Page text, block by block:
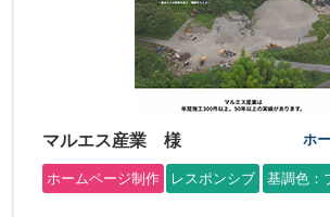
マルエス産業 様 ホ
ホームページ制作 レスポンシブ 基調色：